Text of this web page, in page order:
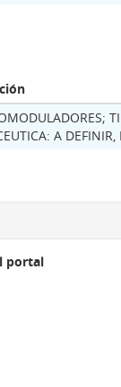
A
portal